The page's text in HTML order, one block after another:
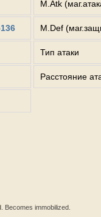
M.Atk
M.Def
Тип атаки
Расстояние
Becomes immobilized.